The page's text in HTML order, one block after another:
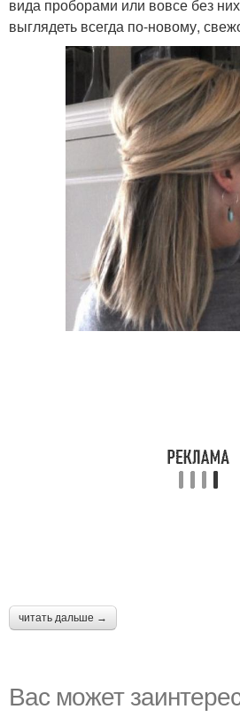
вида проборами или вовсе без
выглядеть всегда по-новому,
читать дальше →
Вас может